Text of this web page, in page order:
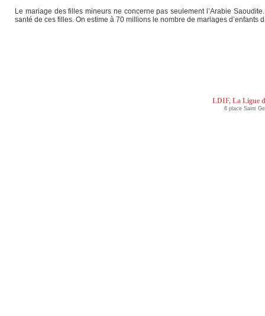
Le mariage des filles mineurs ne concerne pas seulement l’Arabie
santé de ces filles. On estime à 70 millions le nombre de mariages d’enfants
LDIF, La Ligue
6 place Saint